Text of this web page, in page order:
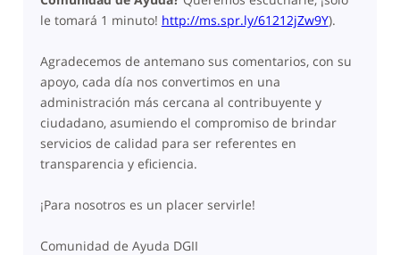
le tomará 1 minuto! http://ms.spr.ly/61212jZw9Y).
Agradecemos de antemano sus comentarios, con su
apoyo, cada día nos convertimos en una
administración más cercana al contribuyente y
ciudadano, asumiendo el compromiso de brindar
servicios de calidad para ser referentes en
transparencia y eficiencia.
¡Para nosotros es un placer servirle!
Comunidad de Ayuda DGII